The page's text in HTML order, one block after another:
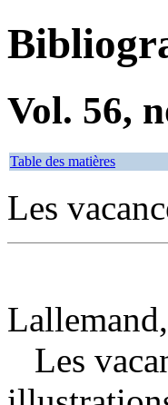
Vol. 56,
Table des matières
Les
Les